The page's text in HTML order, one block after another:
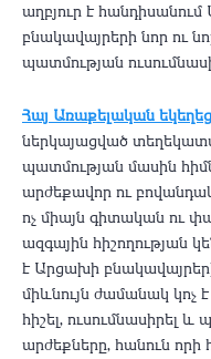
աղբյուր է
բնակավայրերի նոր ու
պատմության
Հայ Առաքելական
ներկայացված
պատմության մասին
արժեքավոր ու
ոչ միայն գիտական ու
ազգային հիշողության
է Արցախի
միևնույն ժամանակ կոչ
հիշել, ուսումնասիրել
արժեքները, հանուն որի